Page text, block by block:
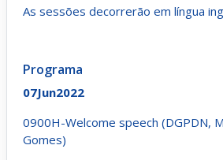
As sessões decorrerão em língua
Programa
07Jun2022
0900H-Welcome speech (DGPDN,
Gomes)